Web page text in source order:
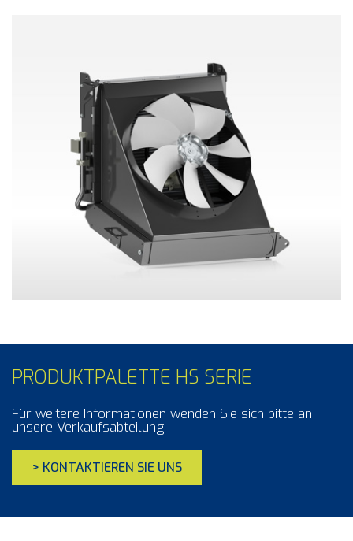
PRODUKTPALETTE HS SERIE
Für weitere Informationen wenden Sie sich bitte an
unsere Verkaufsabteilung
> KONTAKTIEREN SIE UNS